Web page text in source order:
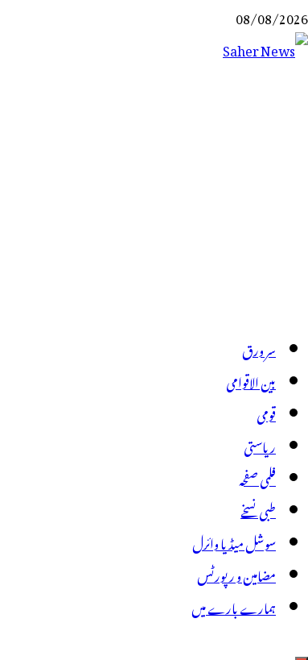
Skip
to
08/08/2026
سر ورق
بین الاقوامی
قومی
ریاستی
فلمی صفحہ
طبی نسخے
سوشل میڈیا وائرل
مضامین و رپورٹس
ہمارے بارے میں